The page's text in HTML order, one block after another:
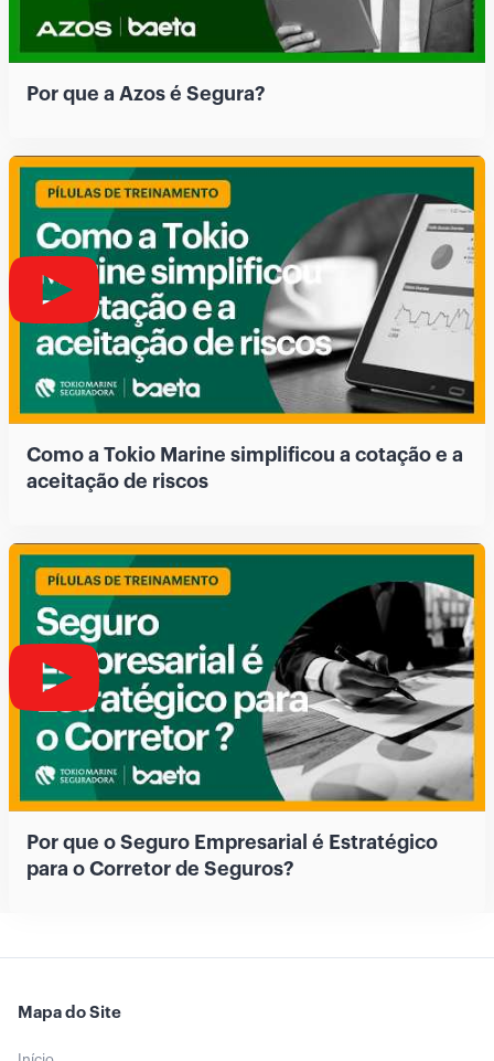
Por que a Azos é Segura?
Como a Tokio Marine simplificou a cotação e a
aceitação de riscos
Por que o Seguro Empresarial é Estratégico
para o Corretor de Seguros?
Mapa do Site